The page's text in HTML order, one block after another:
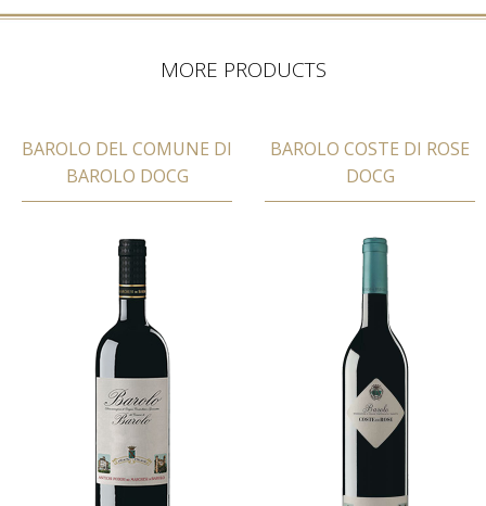
MORE PRODUCTS
BAROLO DEL COMUNE DI
BAROLO DOCG
BAROLO COSTE DI ROSE
DOCG